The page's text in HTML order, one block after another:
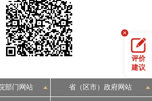
法人服务
利企服务
评价
建议
部门网站 省（区市）政府网站